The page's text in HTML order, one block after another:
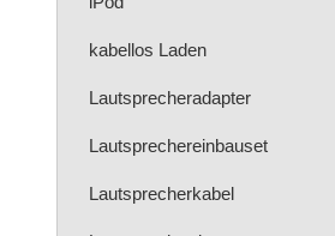
kabellos Laden
Lautsprecheradapter
Lautsprechereinbauset
Lautsprecherkabel